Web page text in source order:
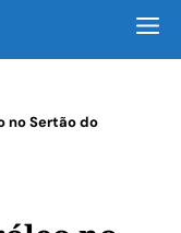
no Sertão do